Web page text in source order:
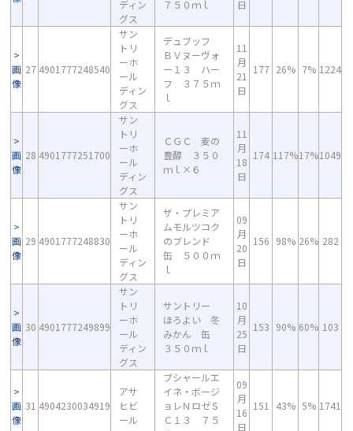
ディン
グス
７５０ｍｌ
日
画
像
27 4901777248540
サン
トリ
ーホ
ール
ディン
グス
デュブッフ
ＢＶヌーヴォ
ー１３ ハー
フ ３７５ｍ
ｌ
11
月
21
日
177 26% 7% 1224
画
像
28 4901777251700
サン
トリ
ーホ
ール
ディン
グス
ＣＧＣ 麦の
豊醇 ３５０
ｍｌ×６
11
月
18
日
174 117%17%1049
画
像
29 4901777248830
サン
トリ
ーホ
ール
ディン
グス
ザ・プレミア
ムモルツコク
のブレンド
缶 ５００ｍ
ｌ
09
月
20
日
156 98% 26% 282
画
像
30 4901777249899
サン
トリ
ーホ
ール
ディン
グス
サントリー
ほろよい 冬
みかん 缶
３５０ｍｌ
10
月
25
日
153 90% 60% 103
画
像
31 4904230034919
アサ
ヒビ
ール
ブシャールエ
イネ・ボージ
ョレＮロゼＳ
Ｃ１３ ７５
09
月
16
日
151 43% 5% 1741